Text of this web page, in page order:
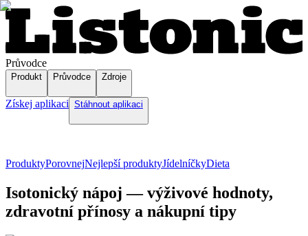
Průvodce
Produkt Průvodce Zdroje
Získej aplikaci Stáhnout aplikaci
ProduktyPorovnejNejlepší produktyJídelníčkyDieta
Isotonický nápoj — výživové hodnoty,
zdravotní přínosy a nákupní tipy